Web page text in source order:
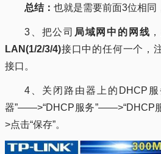
总结： 也就是需要前面3位相同
3、把公司 局域网中的网线
LAN(1/2/3/4)接口中的任何一个，
接口。
4、关闭路由器上的DHCP服
器”——>“DHCP服务”——>“DHCP
>点击“保存”。